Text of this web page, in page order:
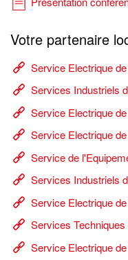
Votre partenaire
Service Electrique
Services Industriels
Service Electrique
Service Electrique
Service de
Services Industriels
Service Electrique
Services
Service Electrique